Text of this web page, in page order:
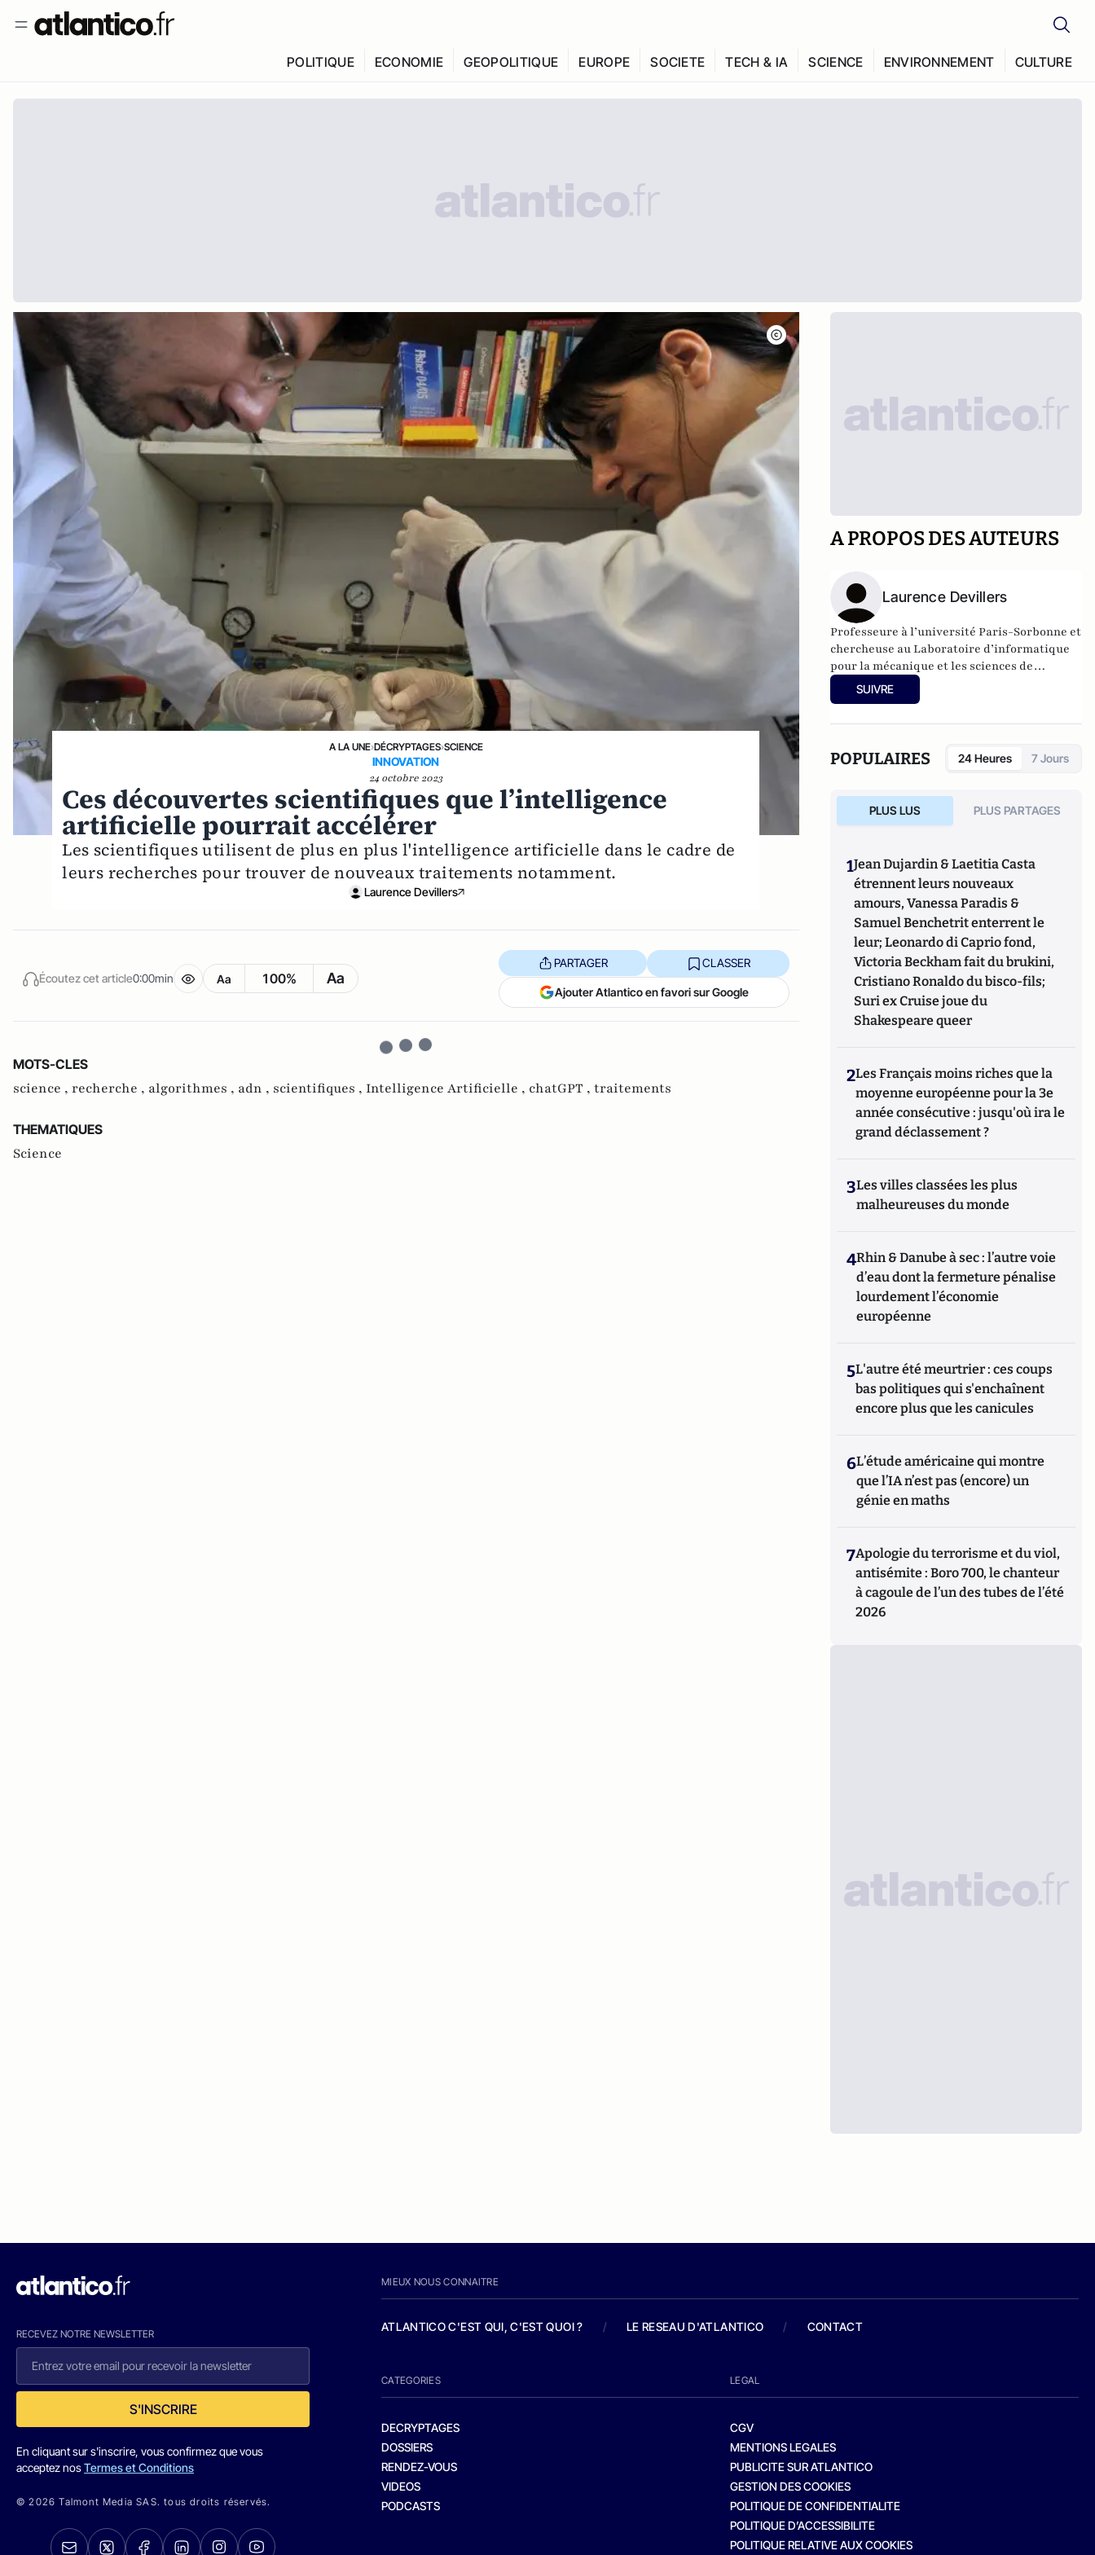
POLITIQUE ECONOMIE GEOPOLITIQUE EUROPE SOCIETE TECH & IA SCIENCE ENVIRONNEMENT CULTURE
A LA UNE›DÉCRYPTAGES›SCIENCE
INNOVATION
24 octobre 2023
Ces découvertes scientifiques que l’intelligence
artificielle pourrait accélérer
Les scientifiques utilisent de plus en plus l'intelligence artificielle dans le cadre de
leurs recherches pour trouver de nouveaux traitements notamment.
Laurence Devillers
Écoutez cet article0:00min Aa 100% Aa
PARTAGER CLASSER
Ajouter Atlantico en favori sur Google
MOTS-CLES
science , recherche , algorithmes , adn , scientifiques , Intelligence Artificielle , chatGPT , traitements
THEMATIQUES
Science
A PROPOS DES AUTEURS
Laurence Devillers
Professeure à l’université Paris-Sorbonne et
chercheuse au Laboratoire d’informatique
pour la mécanique et les sciences de
l’ingénieur (Limsi) du CNRS
SUIVRE
POPULAIRES 24 Heures 7 Jours
PLUS LUS PLUS PARTAGES
1Jean Dujardin & Laetitia Casta
étrennent leurs nouveaux
amours, Vanessa Paradis &
Samuel Benchetrit enterrent le
leur; Leonardo di Caprio fond,
Victoria Beckham fait du brukini,
Cristiano Ronaldo du bisco-fils;
Suri ex Cruise joue du
Shakespeare queer
2Les Français moins riches que la
moyenne européenne pour la 3e
année consécutive : jusqu'où ira le
grand déclassement ?
3Les villes classées les plus
malheureuses du monde
4Rhin & Danube à sec : l’autre voie
d’eau dont la fermeture pénalise
lourdement l’économie
européenne
5L'autre été meurtrier : ces coups
bas politiques qui s'enchaînent
encore plus que les canicules
6L’étude américaine qui montre
que l’IA n’est pas (encore) un
génie en maths
7Apologie du terrorisme et du viol,
antisémite : Boro 700, le chanteur
à cagoule de l’un des tubes de l’été
2026
RECEVEZ NOTRE NEWSLETTER
S'INSCRIRE
En cliquant sur s'inscrire, vous confirmez que vous
acceptez nosTermes et Conditions
© 2026 Talmont Media SAS. tous droits réservés.
MIEUX NOUS CONNAITRE
ATLANTICO C'EST QUI, C'EST QUOI ? / LE RESEAU D'ATLANTICO / CONTACT
CATEGORIES
DECRYPTAGES
DOSSIERS
RENDEZ-VOUS
VIDEOS
PODCASTS
LEGAL
CGV
MENTIONS LEGALES
PUBLICITE SUR ATLANTICO
GESTION DES COOKIES
POLITIQUE DE CONFIDENTIALITE
POLITIQUE D’ACCESSIBILITE
POLITIQUE RELATIVE AUX COOKIES